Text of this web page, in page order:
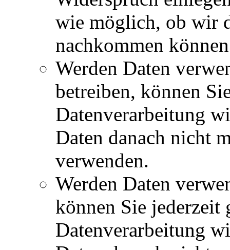
wie möglich, ob wir
nachkommen
Werden Daten
betreiben, können
Datenverarbeitung
Daten danach nicht
verwenden.
Werden Daten
können Sie jederzeit
Datenverarbeitung